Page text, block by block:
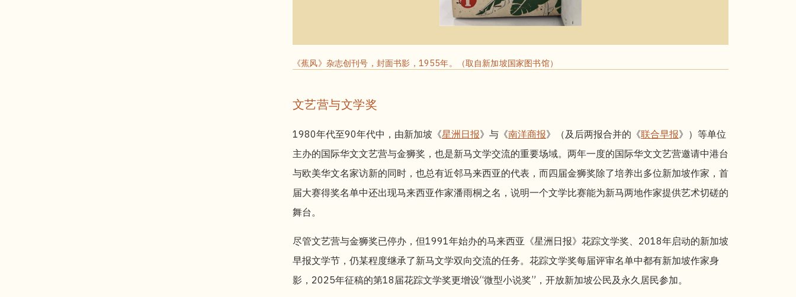
《蕉风》杂志创刊号，封面书影，1955年。（取自新加坡国家图书馆）
文艺营与文学奖
1980年代至90年代中，由新加坡《星洲日报》与《南洋商报》（及后两报合并的《联合早报》）等单位
主办的国际华文文艺营与金狮奖，也是新马文学交流的重要场域。两年一度的国际华文文艺营邀请中港台
与欧美华文名家访新的同时，也总有近邻马来西亚的代表，而四届金狮奖除了培养出多位新加坡作家，首
届大赛得奖名单中还出现马来西亚作家潘雨桐之名，说明一个文学比赛能为新马两地作家提供艺术切磋的
舞台。
尽管文艺营与金狮奖已停办，但1991年始办的马来西亚《星洲日报》花踪文学奖、2018年启动的新加坡
早报文学节，仍某程度继承了新马文学双向交流的任务。花踪文学奖每届评审名单中都有新加坡作家身
影，2025年征稿的第18届花踪文学奖更增设“微型小说奖”，开放新加坡公民及永久居民参加。